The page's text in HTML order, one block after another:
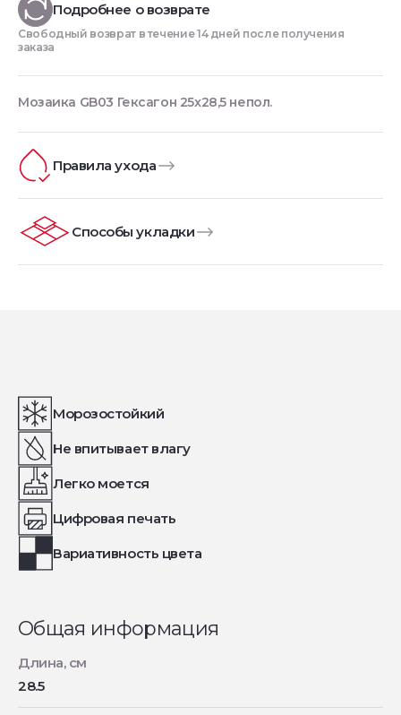
Подробнее о возврате
Свободный возврат в течение 14 дней после получения
заказа
Мозаика GB03 Гексагон 25x28,5 непол.
Правила ухода
Способы укладки
Морозостойкий
Не впитывает влагу
Легко моется
Цифровая печать
Вариативность цвета
Общая информация
Длина, см
28.5